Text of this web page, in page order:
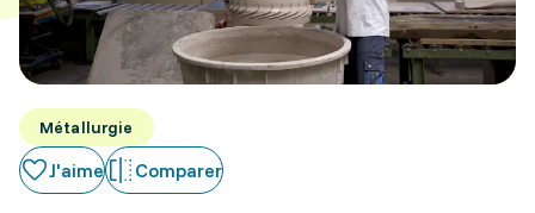
Métallurgie
J'aime Comparer